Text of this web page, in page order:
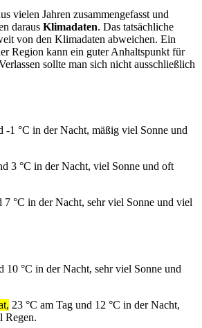
vielen Jahren zusammengefasst und
daraus Klimadaten. Das tatsächliche
von den Klimadaten abweichen. Ein
Region kann ein guter Anhaltspunkt für
sollte man sich nicht ausschließlich
-1 °C in der Nacht, mäßig viel Sonne und
3 °C in der Nacht, viel Sonne und oft
7 °C in der Nacht, sehr viel Sonne und viel
10 °C in der Nacht, sehr viel Sonne und
23 °C am Tag und 12 °C in der Nacht,
Regen.